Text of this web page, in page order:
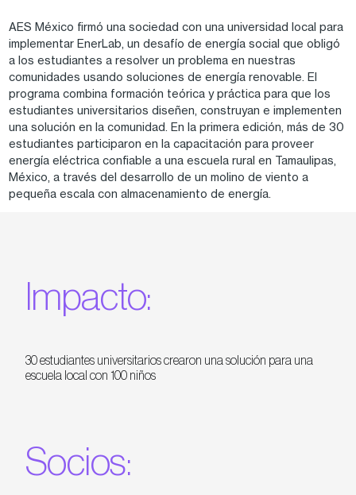
AES México firmó una sociedad con una universidad local para
implementar EnerLab, un desafío de energía social que obligó
a los estudiantes a resolver un problema en nuestras
comunidades usando soluciones de energía renovable. El
programa combina formación teórica y práctica para que los
estudiantes universitarios diseñen, construyan e implementen
una solución en la comunidad. En la primera edición, más de 30
estudiantes participaron en la capacitación para proveer
energía eléctrica confiable a una escuela rural en Tamaulipas,
México, a través del desarrollo de un molino de viento a
pequeña escala con almacenamiento de energía.
Impacto:
30 estudiantes universitarios crearon una solución para una
escuela local con 100 niños
Socios: